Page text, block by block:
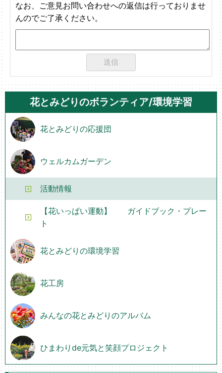
なお、ご意見お問い合わせへの返信は行っておりませ
んのでご了承ください。
花とみどりのボランティア/環境学習
花とみどりの応援団
ウェルカムガーデン
活動情報
【花いっぱい運動】 ガイドブック・プレー
ト
花とみどりの環境学習
花工房
みんなの花とみどりのアルバム
ひまわりde元気と笑顔プロジェクト